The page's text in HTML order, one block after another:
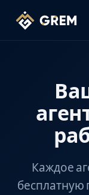
Каждое
бесплатную